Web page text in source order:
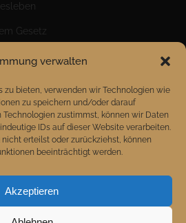
verwalten
zu bieten, verwenden wir Technologien wie
zu speichern und/oder darauf
Technologien zustimmst, können wir Daten
IDs auf dieser Website verarbeiten.
erteilst oder zurückziehst, können
beeinträchtigt werden.
Akzeptieren
Gesetz
Wirtschaftsleben